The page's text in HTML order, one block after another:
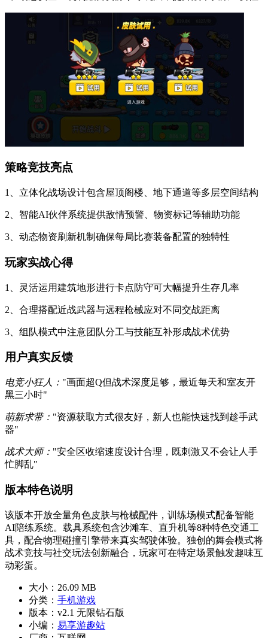
策略竞技亮点
1、立体化战场设计包含屋顶阁楼、地下通道等多层空间结构
2、智能AI伙伴系统提供敌情预警、物资标记等辅助功能
3、动态物资刷新机制确保每局比赛装备配置的独特性
玩家实战心得
1、灵活运用建筑地形进行卡点防守可大幅提升生存几率
2、合理搭配近战武器与远程枪械应对不同交战距离
3、组队模式中注意团队分工与技能互补形成战术优势
用户真实反馈
电竞小狂人： "画面超Q但战术深度足够，最近每天和室友开
黑三小时"
萌新求带： "资源获取方式很友好，新人也能快速找到趁手武
器"
战术大师： "安全区收缩速度设计合理，既刺激又不会让人手
忙脚乱"
版本特色说明
该版本开放全量角色皮肤与枪械配件，训练场模式配备智能
AI陪练系统。载具系统包含沙滩车、直升机等8种特色交通工
具，配合物理碰撞引擎带来真实驾驶体验。独创的舞会模式将
战术竞技与社交玩法创新融合，玩家可在特定场景触发趣味互
动彩蛋。
大小： 26.09 MB
分类： 手机游戏
版本： v2.1 无限钻石版
小编： 易享游趣站